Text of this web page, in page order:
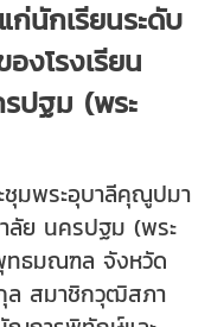
ก่นักเรียนระดับ
งโรงเรียน
ปฐม (พระ
มพระอุบาลีคุณูปมา
ลัย นครปฐม (พระ
ทธมณฑล จังหวัด
ล สมาชิกวุฒิสภา